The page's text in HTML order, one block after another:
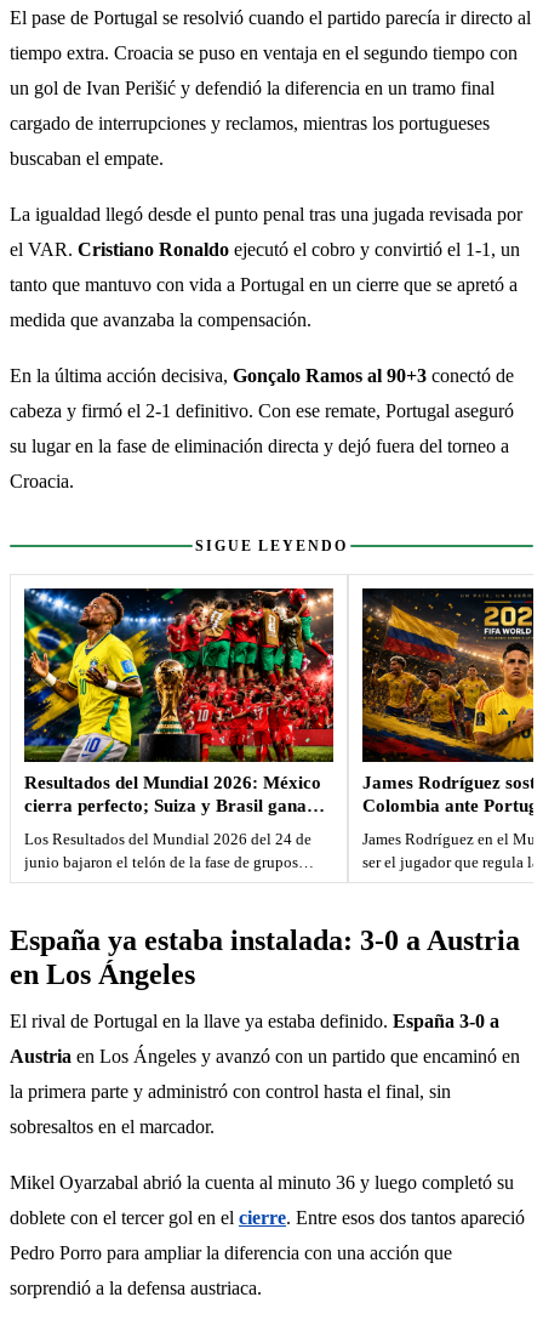
El pase de Portugal se resolvió cuando el partido parecía ir directo al
tiempo extra. Croacia se puso en ventaja en el segundo tiempo con
un gol de Ivan Perišić y defendió la diferencia en un tramo final
cargado de interrupciones y reclamos, mientras los portugueses
buscaban el empate.
La igualdad llegó desde el punto penal tras una jugada revisada por
el VAR. Cristiano Ronaldo ejecutó el cobro y convirtió el 1-1, un
tanto que mantuvo con vida a Portugal en un cierre que se apretó a
medida que avanzaba la compensación.
En la última acción decisiva, Gonçalo Ramos al 90+3 conectó de
cabeza y firmó el 2-1 definitivo. Con ese remate, Portugal aseguró
su lugar en la fase de eliminación directa y dejó fuera del torneo a
Croacia.
SIGUE LEYENDO
Sigue leyendo
Resultados del Mundial 2026: México
cierra perfecto; Suiza y Brasil ganan
sus grupos y Messi sigue líder
goleador
Los Resultados del Mundial 2026 del 24 de
junio bajaron el telón de la fase de grupos
en…
James Rodríguez
Colombia ante
y la mira puesta en
James Rodríguez en el
ser el jugador que regula la
la…
España ya estaba instalada: 3-0 a Austria
en Los Ángeles
El rival de Portugal en la llave ya estaba definido. España 3-0 a
Austria en Los Ángeles y avanzó con un partido que encaminó en
la primera parte y administró con control hasta el final, sin
sobresaltos en el marcador.
Mikel Oyarzabal abrió la cuenta al minuto 36 y luego completó su
doblete con el tercer gol en el cierre. Entre esos dos tantos apareció
Pedro Porro para ampliar la diferencia con una acción que
sorprendió a la defensa austriaca.